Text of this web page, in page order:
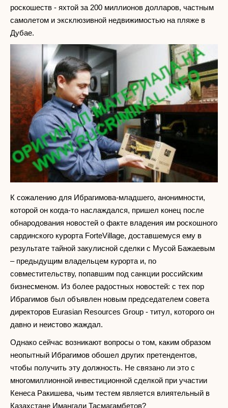
роскошеств - яхтой за 200 миллионов долларов, частным
самолетом и эксклюзивной недвижимостью на пляже в
Дубае.
К сожалению для Ибрагимова-младшего, анонимности,
которой он когда-то наслаждался, пришел конец после
обнародования новостей о факте владения им роскошного
сардинского курорта ForteVillage, доставшемуся ему в
результате тайной закулисной сделки с Мусой Бажаевым
– предыдущим владельцем курорта и, по
совместительству, попавшим под санкции российским
бизнесменом. Из более радостных новостей: с тех пор
Ибрагимов был объявлен новым председателем совета
директоров Eurasian Resources Group - титул, которого он
давно и неистово жаждал.
Однако сейчас возникают вопросы о том, каким образом
неопытный Ибрагимов обошел других претендентов,
чтобы получить эту должность. Не связано ли это с
многомиллионной инвестиционной сделкой при участии
Кенеса Ракишева, чьим тестем является влиятельный в
Казахстане Имангали Тасмагамбетов?